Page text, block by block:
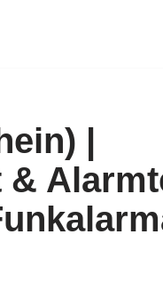
|
&